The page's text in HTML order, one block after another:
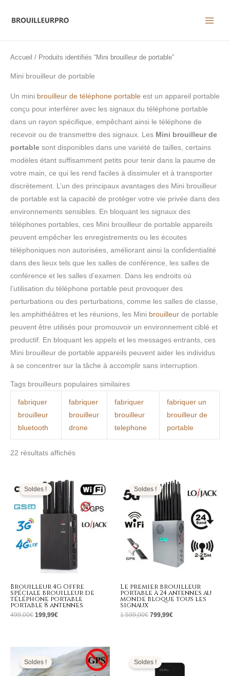
Accueil / Produits identifiés “Mini brouilleur de portable”
Mini brouilleur de portable
Un mini brouilleur de téléphone portable est un appareil portable
conçu pour interférer avec les signaux du téléphone portable
dans un rayon spécifique, empêchant ainsi le téléphone de
recevoir ou de transmettre des signaux. Les Mini brouilleur de
portable sont disponibles dans une variété de tailles, certains
modèles étant suffisamment petits pour tenir dans la paume de
votre main, ce qui les rend faciles à dissimuler et à transporter
discrètement. L’un des principaux avantages des Mini brouilleur
de portable est la capacité de protéger votre vie privée dans des
environnements sensibles. En bloquant les signaux des
téléphones portables, ces Mini brouilleur de portable appareils
peuvent empêcher les enregistrements ou les écoutes
téléphoniques non autorisées, améliorant ainsi la confidentialité
dans des lieux tels que les salles de conférence, les salles de
conférence et les salles d’examen. Dans les endroits où
l’utilisation du téléphone portable peut provoquer des
perturbations ou des perturbations, comme les salles de classe,
les amphithéâtres et les réunions, les Mini brouilleur de portable
peuvent être utilisés pour promouvoir un environnement ciblé et
productif. En bloquant les appels et les messages entrants, ces
Mini brouilleur de portable appareils peuvent aider les individus
à se concentrer sur la tâche à accomplir sans interruption.
Tags brouilleurs populaires similaires
fabriquer
brouilleur
bluetooth
fabriquer
brouilleur
drone
fabriquer
brouilleur
telephone
fabriquer un
brouilleur de
portable
22 résultats affichés
Soldes !
Brouilleur 4G Offre
spéciale brouilleur de
téléphone portable
portable 8 antennes
499,00€
prix
initial
était :
499,00€.
199,99€
prix
actuel
est :
199,99€.
Soldes !
Le premier brouilleur
portable à 24 antennes au
monde bloque tous les
signaux
1.599,00€
initial
était :
1.599,00€.
799,99€
prix
actuel
est :
799,99€.
Soldes !
Le
initial
était :
169,00€.
prix
actuel
est :
Soldes !
initial
était :
179,00€.89,99€.